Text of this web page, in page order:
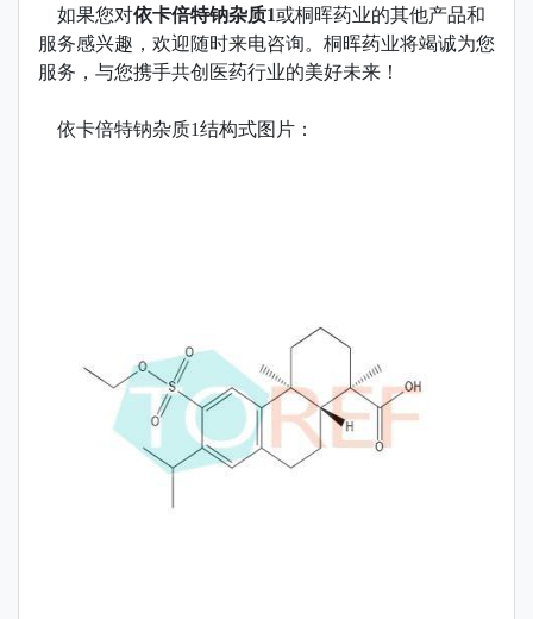
如果您对依卡倍特钠杂质1或桐晖药业的其他产品和
服务感兴趣，欢迎随时来电咨询。桐晖药业将竭诚为您
服务，与您携手共创医药行业的美好未来！
依卡倍特钠杂质1结构式图片：